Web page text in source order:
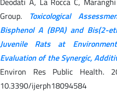
Group. Toxicological
Bisphenol A (BPA) and Bis(2-
Juvenile Rats at
Evaluation of the Synergic,
Environ Res Public Health.
10.3390/ijerph18094584